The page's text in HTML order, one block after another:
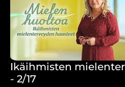
Ikäihmisten
- 2/17